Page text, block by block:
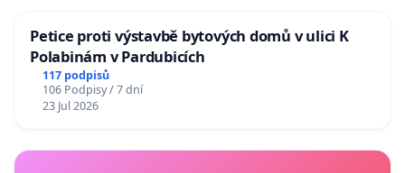
Petice proti výstavbě bytových domů v ulici K
Polabinám v Pardubicích
117 podpisů
106 Podpisy / 7 dní
23 Jul 2026